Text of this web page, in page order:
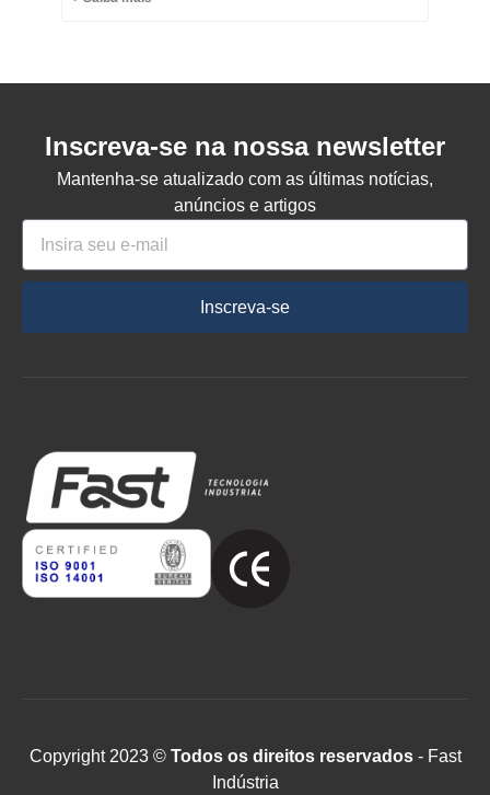
Inscreva-se na nossa newsletter
Mantenha-se atualizado com as últimas notícias,
anúncios e artigos
Inscreva-se
Copyright 2023 ©Todos os direitos reservados- Fast
Indústria